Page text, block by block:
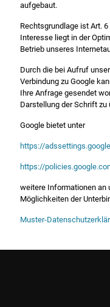
aufgebaut.
Rechtsgrundlage ist Art.
Interesse liegt in der
Betrieb unseres
Durch die bei Aufruf
Verbindung zu Google
Ihre Anfrage gesendet
Darstellung der Schrift zu
Google bietet unter
https://
https://
weitere Informationen an
Möglichkeiten der
Muster-